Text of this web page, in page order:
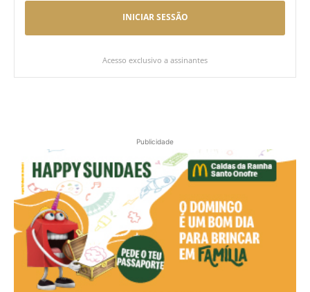
INICIAR SESSÃO
Acesso exclusivo a assinantes
Publicidade